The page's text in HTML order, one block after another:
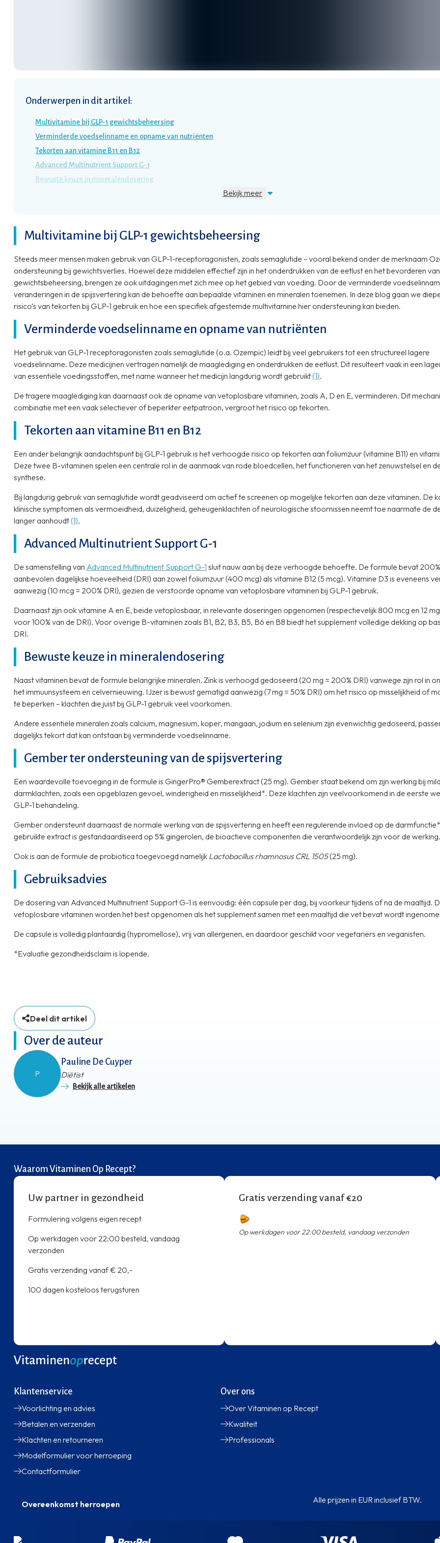
Onderwerpen in dit artikel :
Multivitamine bij GLP-1 gewichtsbeheersing
Verminderde voedselinname en opname van nutriënten
Tekorten aan vitamine B11 en B12
Advanced Multinutrient Support G-1
Bewuste keuze in mineralendosering
Bekijk meer
Multivitamine bij GLP-1 gewichtsbeheersing
Steeds meer mensen maken gebruik van GLP-1-receptoragonisten, zoals semaglutide – vooral bekend onder de merknaam
ondersteuning bij gewichtsverlies. Hoewel deze middelen effectief zijn in het onderdrukken van de eetlust en het bevorderen van
gewichtsbeheersing, brengen ze ook uitdagingen met zich mee op het gebied van voeding. Door de verminderde
veranderingen in de spijsvertering kan de behoefte aan bepaalde vitaminen en mineralen toenemen. In deze blog gaan we
risico’s van tekorten bij GLP-1 gebruik en hoe een specifiek afgestemde multivitamine hier ondersteuning kan bieden.
Verminderde voedselinname en opname van nutriënten
Het gebruik van GLP-1 receptoragonisten zoals semaglutide (o.a. Ozempic) leidt bij veel gebruikers tot een structureel lagere
voedselinname. Deze medicijnen vertragen namelijk de maaglediging en onderdrukken de eetlust. Dit resulteert vaak in een
van essentiële voedingsstoffen, met name wanneer het medicijn langdurig wordt gebruikt(1).
De tragere maaglediging kan daarnaast ook de opname van vetoplosbare vitaminen, zoals A, D en E, verminderen. Dit
combinatie met een vaak selectiever of beperkter eetpatroon, vergroot het risico op tekorten.
Tekorten aan vitamine B11 en B12
Een ander belangrijk aandachtspunt bij GLP-1 gebruik is het verhoogde risico op tekorten aan foliumzuur (vitamine B11) en
Deze twee B-vitaminen spelen een centrale rol in de aanmaak van rode bloedcellen, het functioneren van het zenuwstelsel en
synthese.
Bij langdurig gebruik van semaglutide wordt geadviseerd om actief te screenen op mogelijke tekorten aan deze vitaminen. De
klinische symptomen als vermoeidheid, duizeligheid, geheugenklachten of neurologische stoornissen neemt toe naarmate de
langer aanhoudt(1).
Advanced Multinutrient Support G-1
De samenstelling van Advanced Multinutrient Support G-1 sluit nauw aan bij deze verhoogde behoefte. De formule bevat
aanbevolen dagelijkse hoeveelheid (DRI) aan zowel foliumzuur (400 mcg) als vitamine B12 (5 mcg). Vitamine D3 is eveneens
aanwezig (10 mcg = 200% DRI), gezien de verstoorde opname van vetoplosbare vitaminen bij GLP-1 gebruik.
Daarnaast zijn ook vitamine A en E, beide vetoplosbaar, in relevante doseringen opgenomen (respectievelijk 800 mcg en 12
voor 100% van de DRI). Voor overige B-vitaminen zoals B1, B2, B3, B5, B6 en B8 biedt het supplement volledige dekking op
DRI.
Bewuste keuze in mineralendosering
Naast vitaminen bevat de formule belangrijke mineralen. Zink is verhoogd gedoseerd (20 mg = 200% DRI) vanwege zijn rol in
het immuunsysteem en celvernieuwing. IJzer is bewust gematigd aanwezig (7 mg = 50% DRI) om het risico op misselijkheid of
te beperken – klachten die juist bij GLP-1 gebruik veel voorkomen.
Andere essentiële mineralen zoals calcium, magnesium, koper, mangaan, jodium en selenium zijn evenwichtig gedoseerd,
dagelijks tekort dat kan ontstaan bij verminderde voedselinname.
Gember ter ondersteuning van de spijsvertering
Een waardevolle toevoeging in de formule is GingerPro® Gemberextract (25 mg). Gember staat bekend om zijn werking bij
darmklachten, zoals een opgeblazen gevoel, winderigheid en misselijkheid*. Deze klachten zijn veelvoorkomend in de eerste
GLP-1 behandeling.
Gember ondersteunt daarnaast de normale werking van de spijsvertering en heeft een regulerende invloed op de
gebruikte extract is gestandaardiseerd op 5% gingerolen, de bioactieve componenten die verantwoordelijk zijn voor de werking.
Ook is aan de formule de probiotica toegevoegd namelijk Lactobacillus rhamnosus CRL 1505(25 mg).
Gebruiksadvies
De dosering van Advanced Multinutrient Support G-1 is eenvoudig: één capsule per dag, bij voorkeur tijdens of na de maaltijd.
vetoplosbare vitaminen worden het best opgenomen als het supplement samen met een maaltijd die vet bevat wordt
De capsule is volledig plantaardig (hypromellose), vrij van allergenen, en daardoor geschikt voor vegetariërs en veganisten.
*Evaluatie gezondheidsclaim is lopende.
Deel dit artikel
Over de auteur
P
Pauline De Cuyper
Diëtist
Bekijk alle artikelen
Waarom Vitaminen Op Recept?
Uw partner in gezondheid
Formulering volgens eigen recept
Op werkdagen voor 22:00 besteld, vandaag
verzonden
Gratis verzending vanaf € 20,-
100 dagen kosteloos terugsturen
Gratis verzending vanaf €20
Op werkdagen voor 22:00 besteld, vandaag verzonden
Klantenservice
Voorlichting en advies
Betalen en verzenden
Klachten en retourneren
Modelformulier voor herroeping
Contactformulier
Over ons
Over Vitaminen op Recept
Kwaliteit
Professionals
Overeenkomst herroepen Alle prijzen in EUR inclusief BTW.